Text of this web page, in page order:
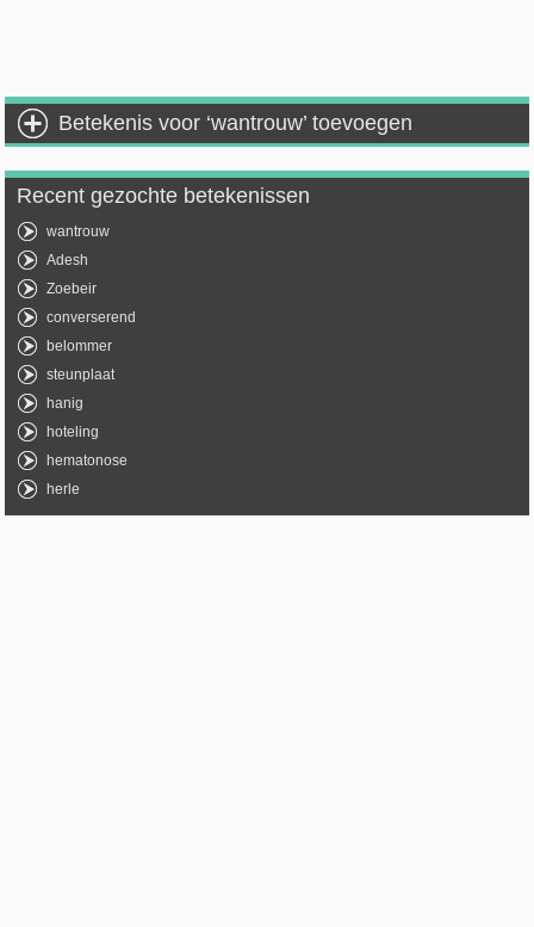
Betekenis voor ‘wantrouw’ toevoegen
Recent gezochte betekenissen
wantrouw
Adesh
Zoebeir
converserend
belommer
steunplaat
hanig
hoteling
hematonose
herle